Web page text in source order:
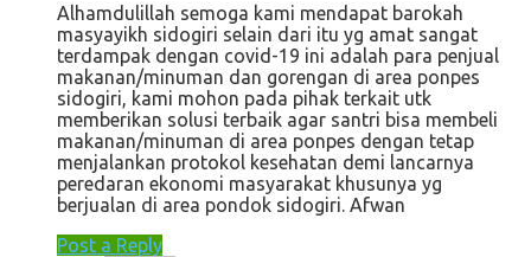
Alhamdulillah semoga kami mendapat barokah
masyayikh sidogiri selain dari itu yg amat sangat
terdampak dengan covid-19 ini adalah para penjual
makanan/minuman dan gorengan di area ponpes
sidogiri, kami mohon pada pihak terkait utk
memberikan solusi terbaik agar santri bisa membeli
makanan/minuman di area ponpes dengan tetap
menjalankan protokol kesehatan demi lancarnya
peredaran ekonomi masyarakat khusunya yg
berjualan di area pondok sidogiri. Afwan
Post a Reply